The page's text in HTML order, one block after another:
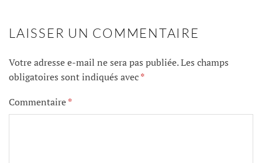
LAISSER UN COMMENTAIRE
Votre adresse e-mail ne sera pas publiée.Les champs
obligatoires sont indiqués avec*
Commentaire*